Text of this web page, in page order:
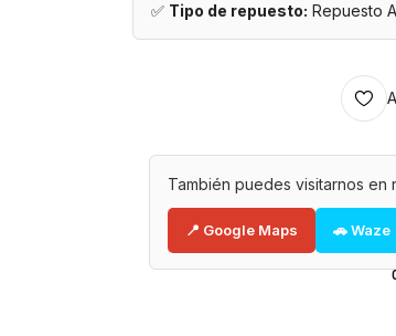
✅ Tipo de repuesto: Repuesto
También puedes visitarnos en
📍 Google Maps 🚗 Waze